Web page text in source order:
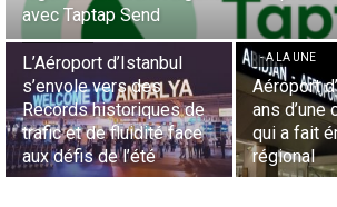
Casablanca
- A LA UNE
Sécurité des frontières
aériennes en Afrique :
L’appel urgent à
l’harmonisation globale
Essid
France
Lionel
ANSCO